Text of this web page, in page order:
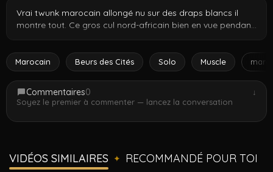
Vrai twunk marocain allongé nu sur des draps blancs il
montre tout. Ce gros cul nord-africain bien en vue pendant
de sa collection privée OnlyFans. Images brutes non
coupées d'une session nocturne à Casablanca.
Marocain Beurs des Cités Solo Muscle
Commentaires0
Soyez le premier à commenter — lancez la conversation
↓
VIDÉOS SIMILAIRES ✦ RECOMMANDÉ POUR TOI